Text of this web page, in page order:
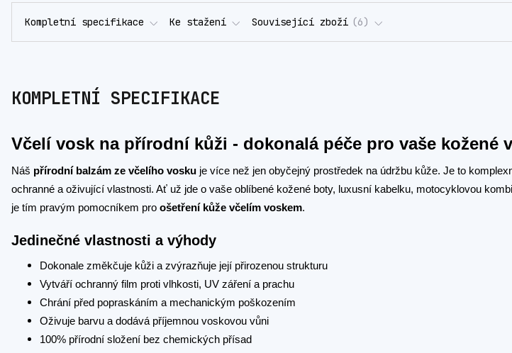
Kompletní specifikace Ke stažení Související zboží 6
KOMPLETNÍ SPECIFIKACE
Včelí vosk na přírodní kůži - dokonalá péče pro vaše kožené
Náš přírodní balzám ze včelího vosku je více než jen obyčejný prostředek na údržbu kůže. Je to
ochranné a oživující vlastnosti. Ať už jde o vaše oblíbené kožené boty, luxusní kabelku, motocyklovou
je tím pravým pomocníkem pro ošetření kůže včelím voskem.
Jedinečné vlastnosti a výhody
Dokonale změkčuje kůži a zvýrazňuje její přirozenou strukturu
Vytváří ochranný film proti vlhkosti, UV záření a prachu
Chrání před popraskáním a mechanickým poškozením
Oživuje barvu a dodává příjemnou voskovou vůni
100% přírodní složení bez chemických přísad